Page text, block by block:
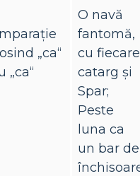
„ca“
„ca“
O navă
fantomă,
cu fiecare
catarg și
Spar;
Peste
luna ca
un bar de